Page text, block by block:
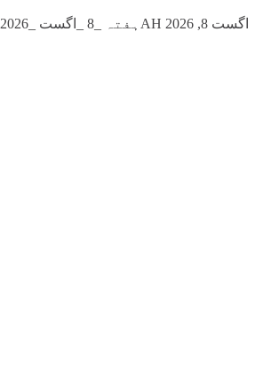
ہفتہ _8 _اگست _2026AH اگست 8, 2026